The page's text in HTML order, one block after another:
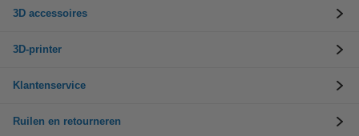
3D accessoires
3D-printer
Klantenservice
Ruilen en retourneren